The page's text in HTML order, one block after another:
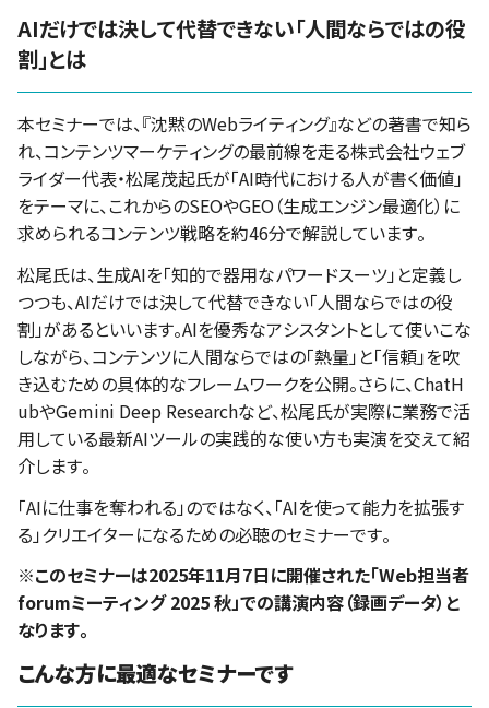
AIだけでは決して代替できない「人間ならではの役
割」とは
本セミナーでは、『沈黙のWebライティング』などの著書で知ら
れ、コンテンツマーケティングの最前線を走る株式会社ウェブ
ライダー代表・松尾茂起氏が「AI時代における人が書く価値」
をテーマに、これからのSEOやGEO（生成エンジン最適化）に
求められるコンテンツ戦略を約46分で解説しています。
松尾氏は、生成AIを「知的で器用なパワードスーツ」と定義し
つつも、AIだけでは決して代替できない「人間ならではの役
割」があるといいます。AIを優秀なアシスタントとして使いこな
しながら、コンテンツに人間ならではの「熱量」と「信頼」を吹
き込むための具体的なフレームワークを公開。さらに、ChatH
ubやGemini Deep Researchなど、松尾氏が実際に業務で活
用している最新AIツールの実践的な使い方も実演を交えて紹
介します。
「AIに仕事を奪われる」のではなく、「AIを使って能力を拡張す
る」クリエイターになるための必聴のセミナーです。
※このセミナーは2025年11月7日に開催された「Web担当者
forumミーティング 2025 秋」での講演内容（録画データ）と
なります。
こんな方に最適なセミナーです